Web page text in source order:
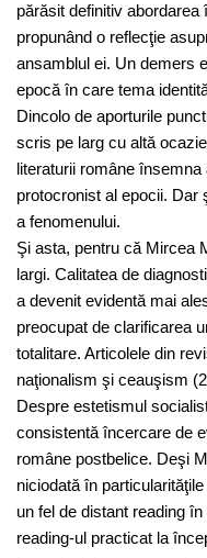
părăsit definitiv abordarea
propunând o reflecţie
ansamblul ei. Un demers
epocă în care tema
Dincolo de aporturile
scris pe larg cu altă
literaturii române
protocronist al epocii. Dar
a fenomenului.
Şi asta, pentru că Mircea
largi. Calitatea de
a devenit evidentă mai
preocupat de clarificarea
totalitare. Articolele din
naţionalism şi ceauşism
Despre estetismul
consistentă încercare de
române postbelice. Deşi
niciodată în
un fel de distant reading
reading-ul practicat la